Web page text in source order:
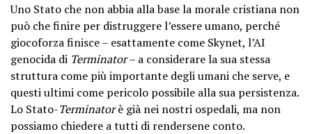
Uno Stato che non abbia alla base la morale cristiana non
può che finire per distruggere l’essere umano, perché
giocoforza finisce – esattamente come Skynet, l’AI
genocida di Terminator– a considerare la sua stessa
struttura come più importante degli umani che serve, e
questi ultimi come pericolo possibile alla sua persistenza.
Lo Stato-Terminatorè già nei nostri ospedali, ma non
possiamo chiedere a tutti di rendersene conto.